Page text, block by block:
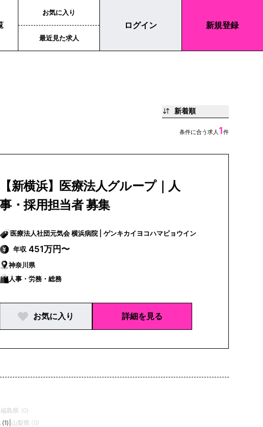
お気に入り
最近見た求人
ログイン 新規登録
新着順
条件に合う求人 1件
【新横浜】医療法人グループ｜人
事・採用担当者 募集
医療法人社団元気会 横浜病院 | ゲンキカイヨコハマビョウイン
年収 451万円〜
神奈川県
人事・労務・総務
お気に入り 詳細を見る
福島県 (0)
山梨県 (0)